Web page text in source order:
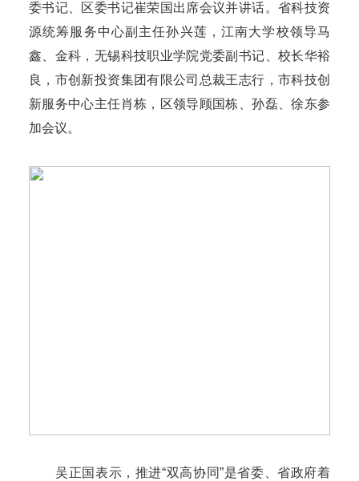
委书记、区委书记崔荣国出席会议并讲话。省科技资
源统筹服务中心副主任孙兴莲，江南大学校领导马
鑫、金科，无锡科技职业学院党委副书记、校长华裕
良，市创新投资集团有限公司总裁王志行，市科技创
新服务中心主任肖栋，区领导顾国栋、孙磊、徐东参
加会议。
吴正国表示，推进“双高协同”是省委、省政府着